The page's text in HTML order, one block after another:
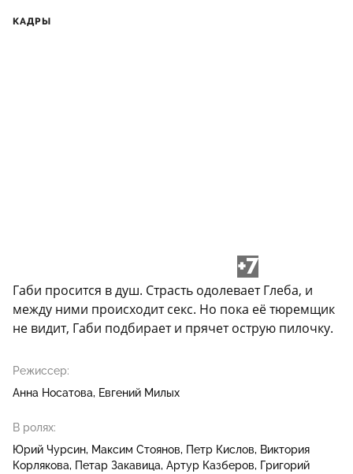
КАДРЫ
+7
Габи просится в душ. Страсть одолевает Глеба, и
между ними происходит секс. Но пока её тюремщик
не видит, Габи подбирает и прячет острую пилочку.
Режиссер:
Анна Носатова Евгений Милых
В ролях:
Юрий Чурсин Максим Стоянов Петр Кислов
Виктория
Корлякова Петар Закавица Артур Казберов
Григорий